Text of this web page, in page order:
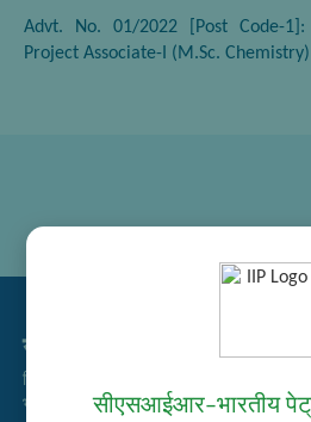
सीएसआईआर–भारतीय
Advt. No. 01/2022 [Post Code-
Project Associate-I (M.Sc. Chemistry)
सम्बद्ध लिंक्स
निविदा प्रबंधन
भर्ती